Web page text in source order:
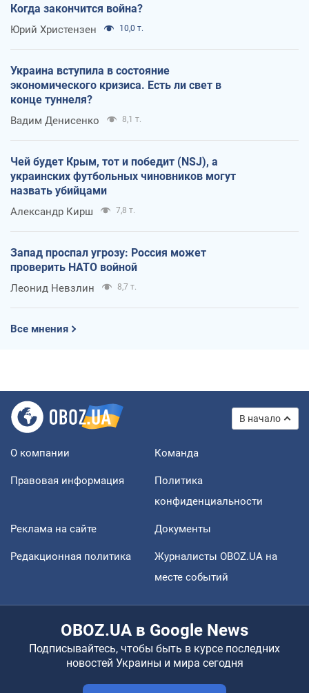
Когда закончится война?
Юрий Христензен 10,0 т.
Украина вступила в состояние
экономического кризиса. Есть ли свет в
конце туннеля?
Вадим Денисенко 8,1 т.
Чей будет Крым, тот и победит (NSJ), а
украинских футбольных чиновников могут
назвать убийцами
Александр Кирш 7,8 т.
Запад проспал угрозу: Россия может
проверить НАТО войной
Леонид Невзлин 8,7 т.
Все мнения
В начало
О компании Команда
Правовая информация
Политика
конфиденциальности
Реклама на сайте Документы
Редакционная политика
Журналисты OBOZ.UA на
месте событий
OBOZ.UA в Google News
Подписывайтесь, чтобы быть в курсе последних
новостей Украины и мира сегодня